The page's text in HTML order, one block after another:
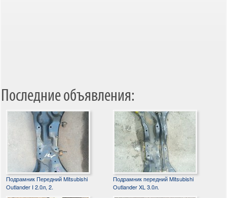
Последние объявления:
Подрамник Передний Mitsubishi
Outlander I 2.0л, 2.
Подрамник передний Mitsubishi
Outlander XL 3.0л.